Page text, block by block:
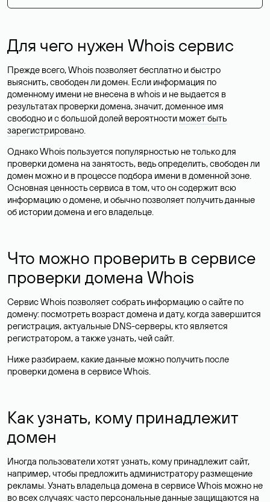
Для чего нужен Whois сервис
Прежде всего, Whois позволяет бесплатно и быстро
выяснить, свободен ли домен. Если информация по
доменному имени не внесена в whois и не выдается в
результатах проверки домена, значит, доменное имя
свободно и с большой долей вероятности может быть
зарегистрировано.
Однако Whois пользуется популярностью не только для
проверки домена на занятость, ведь определить, свободен ли
домен можно и в процессе подбора имени в доменной зоне.
Основная ценность сервиса в том, что он содержит всю
информацию о домене, и обычно позволяет получить данные
об истории домена и его владельце.
Что можно проверить в сервисе
проверки домена Whois
Сервис Whois позволяет собрать информацию о сайте по
домену: посмотреть возраст домена и дату, когда завершится
регистрация, актуальные DNS-серверы, кто является
регистратором, а также узнать, чей сайт.
Ниже разбираем, какие данные можно получить после
проверки домена в сервисе Whois.
Как узнать, кому принадлежит
домен
Иногда пользователи хотят узнать, кому принадлежит сайт,
например, чтобы предложить администратору размещение
рекламы. Узнать владельца домена в сервисе Whois можно не
во всех случаях: часто персональные данныезащищаются на